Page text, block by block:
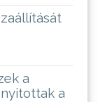
a
a